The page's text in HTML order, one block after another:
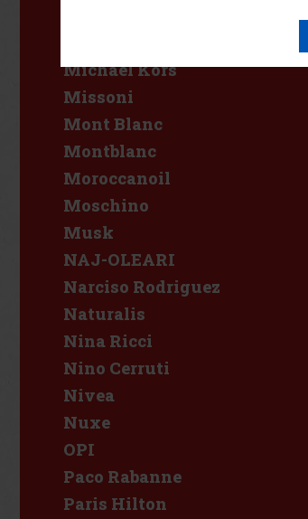
Michael Kors
Missoni
Mont Blanc
Montblanc
Moroccanoil
Moschino
Musk
NAJ-OLEARI
Narciso Rodriguez
Naturalis
Nina Ricci
Nino Cerruti
Nivea
Nuxe
OPI
Paco Rabanne
Paris Hilton